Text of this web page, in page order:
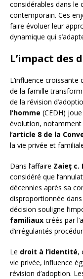
considérables dans le
contemporain. Ces
faire évoluer leur
dynamique qui
L’impact
L’influence croissante
de la famille
de la révision
l’homme (CEDH)
évolution, notamment
l’article 8 de la
la vie privée et
Dans l’affaire Zaieţ c.
considéré que
décennies après sa
disproportionnée
décision souligne
familiaux créés par
d’irrégularités
Le droit à l’identité,
vie privée, influence
révision d’adoption.